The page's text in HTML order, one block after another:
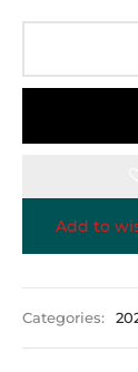
Add to
Categories: